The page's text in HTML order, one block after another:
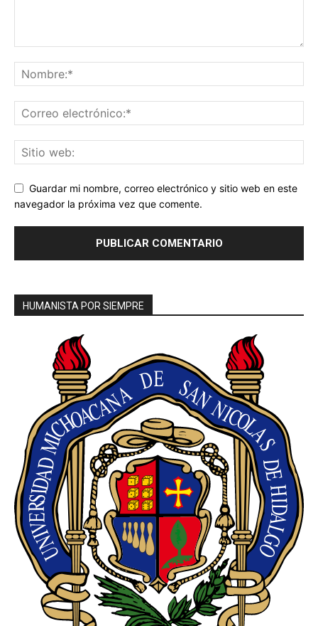
Guardar mi nombre, correo electrónico y sitio web en este
navegador la próxima vez que comente.
HUMANISTA POR SIEMPRE